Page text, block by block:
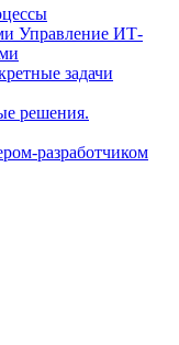
Управление ИТ-
задачи
решения.
разработчиком